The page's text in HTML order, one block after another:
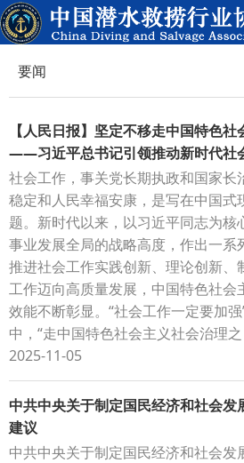
要闻
【人民日报】坚定不移走中国特色
——习近平总书记引领推动新时代社
社会工作，事关党长期执政和国家长
稳定和人民幸福安康，是写在中国式
题。新时代以来，以习近平同志为核
事业发展全局的战略高度，作出一系
推进社会工作实践创新、理论创新、
工作迈向高质量发展，中国特色社会
效能不断彰显。“社会工作一定要加强
中，“走中国特色社会主义社会治理之
2025-11-05
中共中央关于制定国民经济和社会发
建议
中共中央关于制定国民经济和社会发